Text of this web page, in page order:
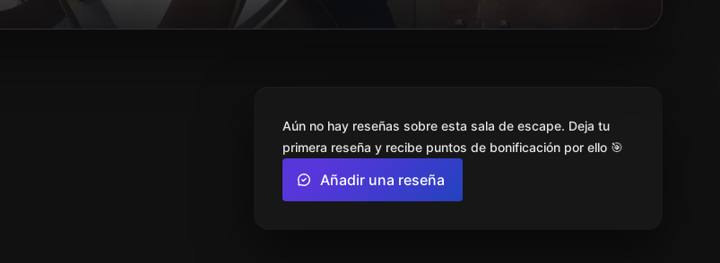
Aún no hay reseñas sobre esta sala de escape. Deja tu
primera reseña y recibe puntos de bonificación por ello 🎯
Añadir una reseña